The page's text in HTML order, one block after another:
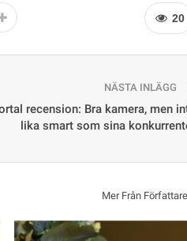
20
NÄSTA INLÄGG
recension: Bra kamera, men
lika smart som sina
Mer Från